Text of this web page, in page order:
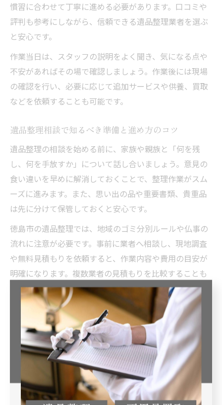
慣習に合わせて丁寧に進める必要があります。口コミや
評判も参考にしながら、信頼できる遺品整理業者を選ぶ
と安心です。
作業当日は、スタッフの説明をよく聞き、気になる点や
不安があればその場で確認しましょう。作業後には現場
の確認を行い、必要に応じて追加サービスや供養、買取
などを依頼することも可能です。
遺品整理相談で知るべき準備と進め方のコツ
遺品整理の相談を始める前に、家族や親族と「何を残
し、何を手放すか」について話し合いましょう。意見の
食い違いを早めに解消しておくことで、整理作業がスム
ーズに進みます。また、思い出の品や重要書類、貴重品
は先に分けて保管しておくと安心です。
徳島市の遺品整理では、地域のゴミ分別ルールや仏事の
流れに注意が必要です。事前に業者へ相談し、現地調査
や無料見積もりを依頼すると、作業内容や費用の目安が
明確になります。複数業者の見積もりを比較することも
重要なポイントです。
さらに、遺品の供養や買取サービスを利用する場合は、
業者の対応範囲や実績を確認しましょう。口コミや実際
の利用者の声も参考にし、信頼できる専門業者に依頼す
ることで、安心して相談を進められます。
徳島市ならではの遺品整理ポイントまとめ
徳島市で遺品整理を行う際は、地域独自の分別ルールや